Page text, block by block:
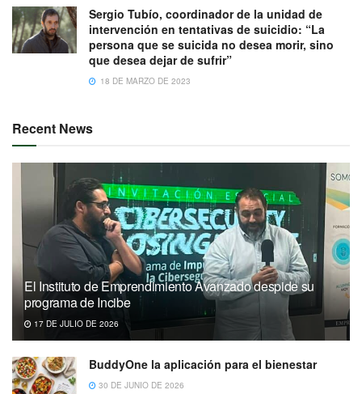
Sergio Tubío, coordinador de la unidad de
intervención en tentativas de suicidio: “La
persona que se suicida no desea morir, sino
que desea dejar de sufrir”
18 DE MARZO DE 2023
Recent News
El Instituto de Emprendimiento Avanzado despide su
programa de Incibe
17 DE JULIO DE 2026
BuddyOne la aplicación para el bienestar
30 DE JUNIO DE 2026